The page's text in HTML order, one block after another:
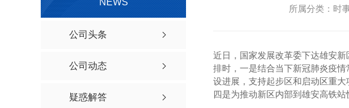
NEWS
公司头条
公司动态
疑惑解答
所属分类：时
近日，国家发展改革委下达雄安
排时，一是结合当下新冠肺炎疫
设进展，支持起步区和启动区重
四是为推动新区内部到雄安高铁